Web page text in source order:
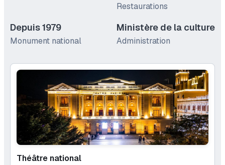
Restaurations
Depuis 1979
Monument national
Ministère de la culture
Administration
Théâtre national